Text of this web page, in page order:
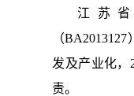
江苏
（
发及产业化，
责。